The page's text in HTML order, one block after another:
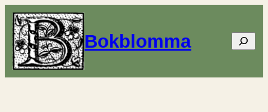
Bokblomma Sök